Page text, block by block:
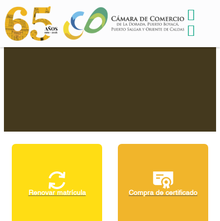
Renovar matrícula Compra de certificado